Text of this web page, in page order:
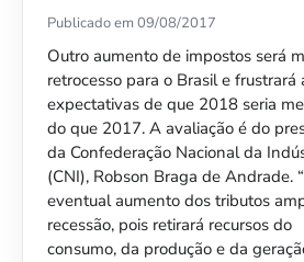
Publicado em 09/08/2017
Outro aumento de impostos será
retrocesso para o Brasil e frustrará
expectativas de que 2018 seria
do que 2017. A avaliação é do
da Confederação Nacional da
(CNI), Robson Braga de Andrade.
eventual aumento dos tributos
recessão, pois retirará recursos do
consumo, da produção e da